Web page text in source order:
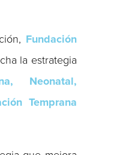
Fundación
la estrategia
Neonatal,
Temprana